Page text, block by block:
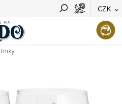
CZK
Hledat